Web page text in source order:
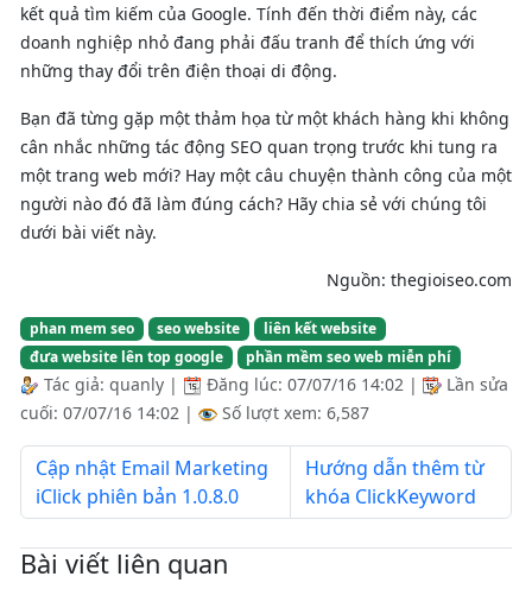
kết quả tìm kiếm của Google. Tính đến thời điểm này, các
doanh nghiệp nhỏ đang phải đấu tranh để thích ứng với
những thay đổi trên điện thoại di động.
Bạn đã từng gặp một thảm họa từ một khách hàng khi không
cân nhắc những tác động SEO quan trọng trước khi tung ra
một trang web mới? Hay một câu chuyện thành công của một
người nào đó đã làm đúng cách? Hãy chia sẻ với chúng tôi
dưới bài viết này.
Nguồn: thegioiseo.com
phan mem seo seo website
liên kết website
đưa website lên top google
phần mềm seo web miễn phí
Tác giả: quanly | Đăng lúc: 07/07/16 14:02 |
Lần sửa
cuối: 07/07/16 14:02 | Số lượt xem: 6,587
Cập nhật Email Marketing
iClick phiên bản 1.0.8.0
Hướng dẫn thêm từ
khóa ClickKeyword
Bài viết liên quan